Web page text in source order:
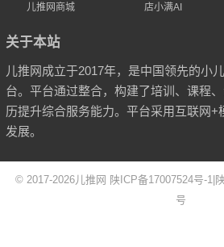
儿推网商城 店小满AI
关于本站
儿推网成立于2017年，是中国领先的小
台。平台通过整合，构建了培训、课程
历提升综合服务能力。平台采用互联网+
发展。
© 2017-2026儿推网 陕ICP备17007524号-1 |
号